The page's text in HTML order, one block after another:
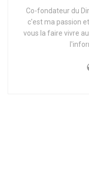
Co-fondateur du
c'est ma passion
vous la faire vivre